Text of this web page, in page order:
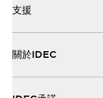
支援
關於IDEC